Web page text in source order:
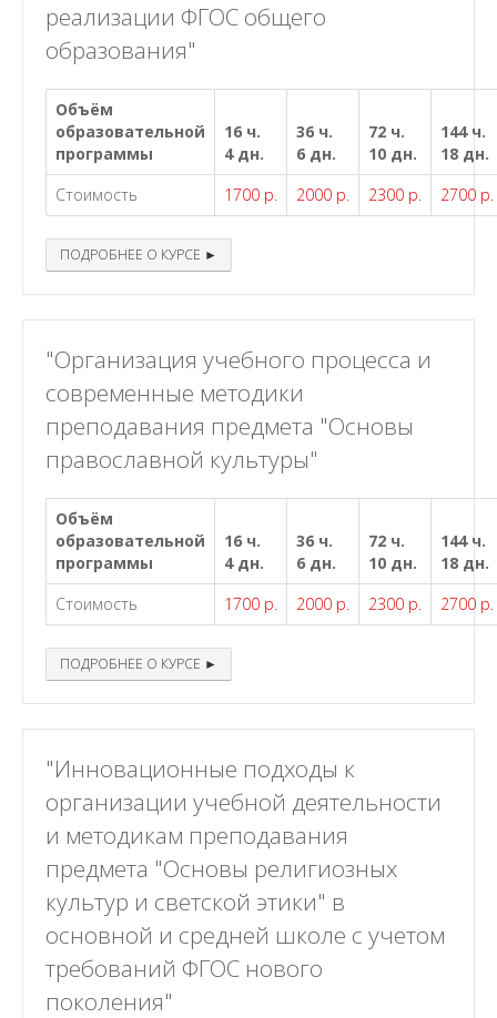
реализации ФГОС общего
образования"
Объём
образовательной
программы
16 ч.
4 дн.
36 ч.
6 дн.
72 ч.
10 дн.
144 ч.
18 дн.
Стоимость
1700 р. 2000 р. 2300 р. 2700 р.
ПОДРОБНЕЕ О КУРСЕ ►
"Организация учебного процесса и
современные методики
преподавания предмета "Основы
православной культуры"
Объём
образовательной
программы
16 ч.
4 дн.
36 ч.
6 дн.
72 ч.
10 дн.
144 ч.
18 дн.
Стоимость
1700 р. 2000 р. 2300 р. 2700 р.
ПОДРОБНЕЕ О КУРСЕ ►
"Инновационные подходы к
организации учебной деятельности
и методикам преподавания
предмета "Основы религиозных
культур и светской этики" в
основной и средней школе с учетом
требований ФГОС нового
поколения"